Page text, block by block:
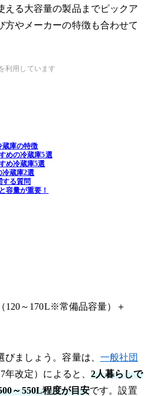
える大容量の製品までピックア
方やメーカーの特徴も合わせて
利用しています
蔵庫の特徴
めの冷蔵庫5選
め冷蔵庫5選
冷蔵庫2選
する質問
容量が重要！
120～170L※常備品容量）＋
ましょう。容量は、 一般社団
年改定）によると、 2人暮らしで
～550L程度が目安です。設置